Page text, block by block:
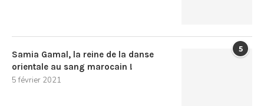
5
Samia Gamal, la reine de la danse
orientale au sang marocain !
5 février 2021